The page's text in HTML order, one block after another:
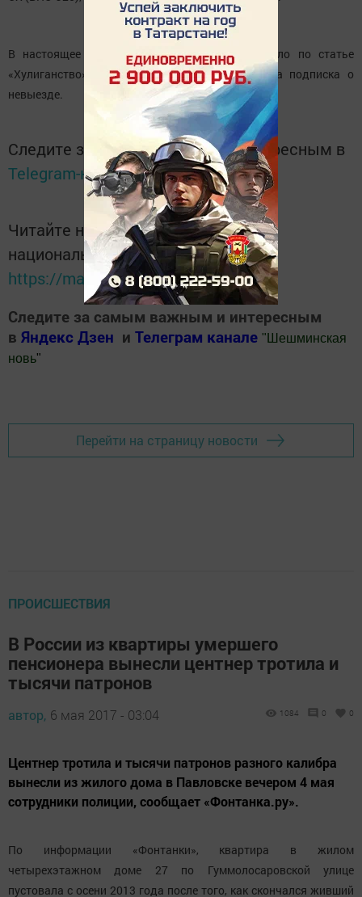
В настоящее время возбуждено уголовное дело по статье
«Хулиганство». Со стрелявшего мужчины взята подписка о
невыезде.
Следите за самым важным и интересным в
Telegram-каналеТатмедиа
Читайте новости Татарстана в
национальном мессенджере MАХ:
https://max.ru/tatmedia
Следите за самым важным и интересным
в Яндекс Дзен и Телеграм канале " Шешминская
новь"
Перейти на страницу новости
ПРОИСШЕСТВИЯ
В России из квартиры умершего
пенсионера вынесли центнер тротила и
тысячи патронов
автор, 6 мая 2017 - 03:04 1084 0 0
Центнер тротила и тысячи патронов разного калибра
вынесли из жилого дома в Павловске вечером 4 мая
сотрудники полиции, сообщает «Фонтанка.ру».
По информации «Фонтанки», квартира в жилом
четырехэтажном доме 27 по Гуммолосаровской улице
пустовала с осени 2013 года после того, как скончался живший